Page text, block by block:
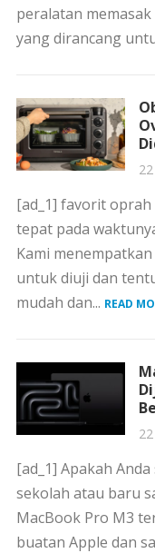
peralatan
yang dirancang
[ad_1] favorit oprah
tepat pada
Kami
untuk diuji dan
mudah dan... READ
[ad_1] Apakah
sekolah atau baru
MacBook Pro M3
buatan Apple dan